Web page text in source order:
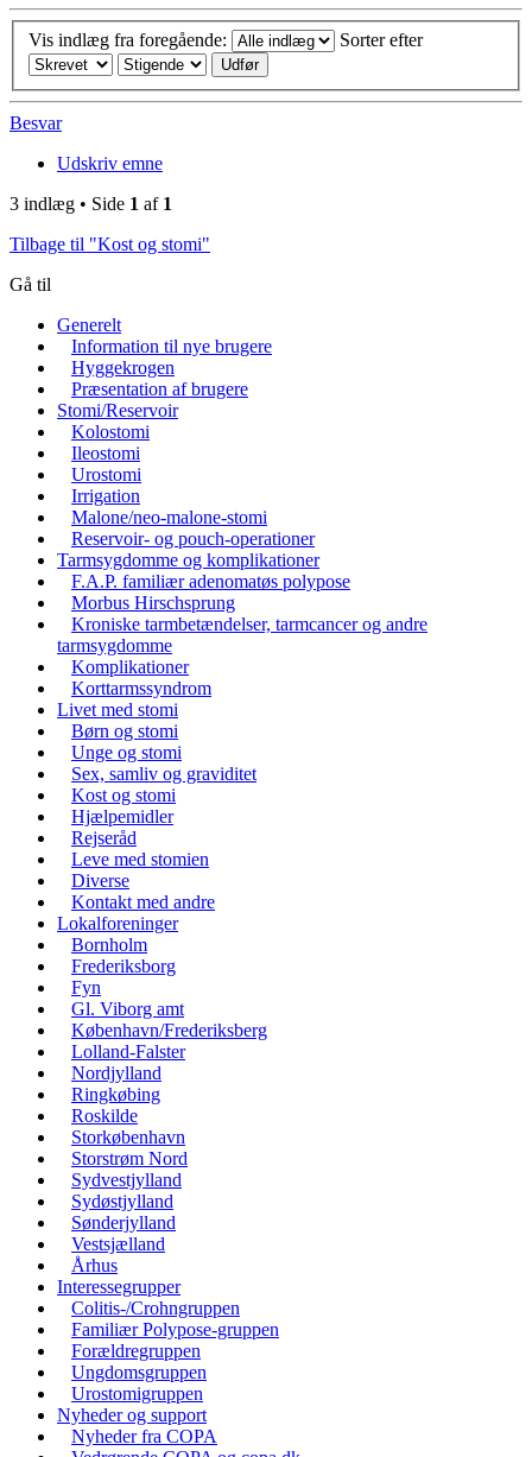
Vis indlæg fra foregående: Sorter efter
Besvar
Udskriv emne
3 indlæg • Side 1 af 1
Tilbage til "Kost og stomi"
Gå til
Generelt
Information til nye brugere
Hyggekrogen
Præsentation af brugere
Stomi/Reservoir
Kolostomi
Ileostomi
Urostomi
Irrigation
Malone/neo-malone-stomi
Reservoir- og pouch-operationer
Tarmsygdomme og komplikationer
F.A.P. familiær adenomatøs polypose
Morbus Hirschsprung
Kroniske tarmbetændelser, tarmcancer og andre
tarmsygdomme
Komplikationer
Korttarmssyndrom
Livet med stomi
Børn og stomi
Unge og stomi
Sex, samliv og graviditet
Kost og stomi
Hjælpemidler
Rejseråd
Leve med stomien
Diverse
Kontakt med andre
Lokalforeninger
Bornholm
Frederiksborg
Fyn
Gl. Viborg amt
København/Frederiksberg
Lolland-Falster
Nordjylland
Ringkøbing
Roskilde
Storkøbenhavn
Storstrøm Nord
Sydvestjylland
Sydøstjylland
Sønderjylland
Vestsjælland
Århus
Interessegrupper
Colitis-/Crohngruppen
Familiær Polypose-gruppen
Forældregruppen
Ungdomsgruppen
Urostomigruppen
Nyheder og support
Nyheder fra COPA